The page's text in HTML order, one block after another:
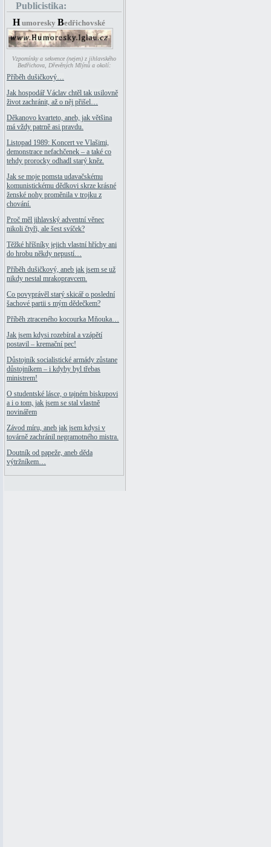
Publicistika:
H umoresky Bedřichovské
Vzpomínky a sekvence (nejen) z jihlavského
Bedřichova, Dřevěných Mlýnů a okolí:
Příběh dušičkový…
Jak hospodář Václav chtěl tak usilovně
život zachránit, až o něj přišel…
Děkanovo kvarteto, aneb, jak většina
má vždy patrně asi pravdu.
Listopad 1989: Koncert ve Vlašimi,
demonstrace nefachčenek – a také co
tehdy prorocky odhadl starý kněz.
Jak se moje pomsta udavačskému
komunistickému dědkovi skrze krásné
ženské nohy proměnila v trojku z
chování.
Proč měl jihlavský adventní věnec
nikoli čtyři, ale šest svíček?
Těžké hříšníky jejich vlastní hříchy ani
do hrobu někdy nepustí…
Příběh dušičkový, aneb jak jsem se už
nikdy nestal mrakopravcem.
Co povyprávěl starý skicář o poslední
šachové partii s mým dědečkem?
Příběh ztraceného kocourka Mňouka…
Jak jsem kdysi rozebíral a vzápětí
postavil – kremační pec!
Důstojník socialistické armády zůstane
důstojníkem – i kdyby byl třebas
ministrem!
O studentské lásce, o tajném biskupovi
a i o tom, jak jsem se stal vlastně
novinářem
Závod míru, aneb jak jsem kdysi v
továrně zachránil negramotného mistra.
Doutník od papeže, aneb děda
výtržníkem…